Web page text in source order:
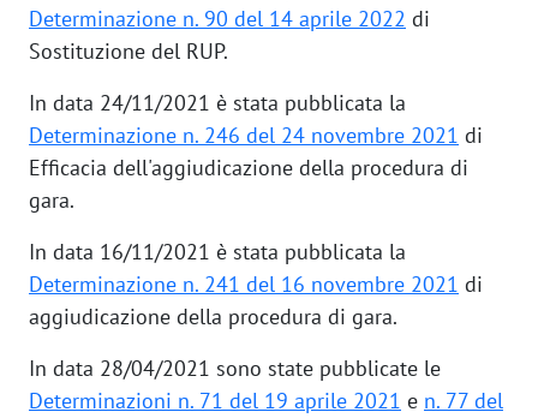
Determinazione n. 90 del 14 aprile 2022 di
Sostituzione del RUP.
In data 24/11/2021 è stata pubblicata la
Determinazione n. 246 del 24 novembre 2021 di
Efficacia dell'aggiudicazione della procedura di
gara.
In data 16/11/2021 è stata pubblicata la
Determinazione n. 241 del 16 novembre 2021 di
aggiudicazione della procedura di gara.
In data 28/04/2021 sono state pubblicate le
Determinazioni n. 71 del 19 aprile 2021 e n. 77 del